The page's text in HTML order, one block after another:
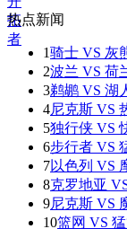
热点新闻
1骑士 VS 灰
2波兰 VS 荷
3鹈鹕 VS 湖
4尼克斯 VS
5独行侠 VS
6步行者 VS
7以色列 VS
8克罗地亚
9尼克斯 VS
10篮网 VS